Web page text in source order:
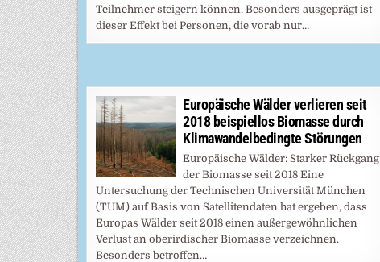
Teilnehmer steigern können. Besonders ausgeprägt ist
dieser Effekt bei Personen, die vorab nur…
Europäische Wälder verlieren seit
2018 beispiellos Biomasse durch
Klimawandelbedingte Störungen
Europäische Wälder: Starker Rückgang
der Biomasse seit 2018 Eine
Untersuchung der Technischen Universität München
(TUM) auf Basis von Satellitendaten hat ergeben, dass
Europas Wälder seit 2018 einen außergewöhnlichen
Verlust an oberirdischer Biomasse verzeichnen.
Besonders betroffen…